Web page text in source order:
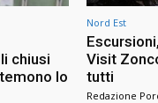
chiusi
lo
Nord Est
Visit
tutti
Redazione